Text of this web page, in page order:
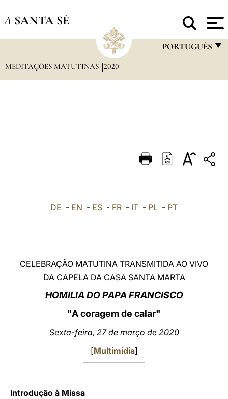
A SANTA SÉ
PORTUGUÊS
DEUTSCH
العربيّة
MEDITAÇÕES MATUTINAS 2020
DE - EN - ES - FR - IT - PL - PT
CELEBRAÇÃO MATUTINA TRANSMITIDA AO VIVO
DA CAPELA DA CASA SANTA MARTA
HOMILIA DO PAPA FRANCISCO
"A coragem de calar"
Sexta-feira, 27 de março de 2020
[Multimídia]
Introdução à Missa